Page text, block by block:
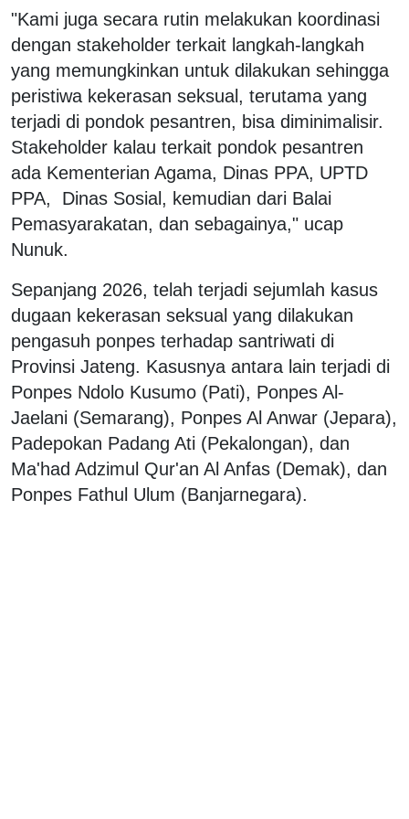
"Kami juga secara rutin melakukan koordinasi
dengan stakeholder terkait langkah-langkah
yang memungkinkan untuk dilakukan sehingga
peristiwa kekerasan seksual, terutama yang
terjadi di pondok pesantren, bisa diminimalisir.
Stakeholder kalau terkait pondok pesantren
ada Kementerian Agama, Dinas PPA, UPTD
PPA, Dinas Sosial, kemudian dari Balai
Pemasyarakatan, dan sebagainya," ucap
Nunuk.
Sepanjang 2026, telah terjadi sejumlah kasus
dugaan kekerasan seksual yang dilakukan
pengasuh ponpes terhadap santriwati di
Provinsi Jateng. Kasusnya antara lain terjadi di
Ponpes Ndolo Kusumo (Pati), Ponpes Al-
Jaelani (Semarang), Ponpes Al Anwar (Jepara),
Padepokan Padang Ati (Pekalongan), dan
Ma'had Adzimul Qur'an Al Anfas (Demak), dan
Ponpes Fathul Ulum (Banjarnegara).